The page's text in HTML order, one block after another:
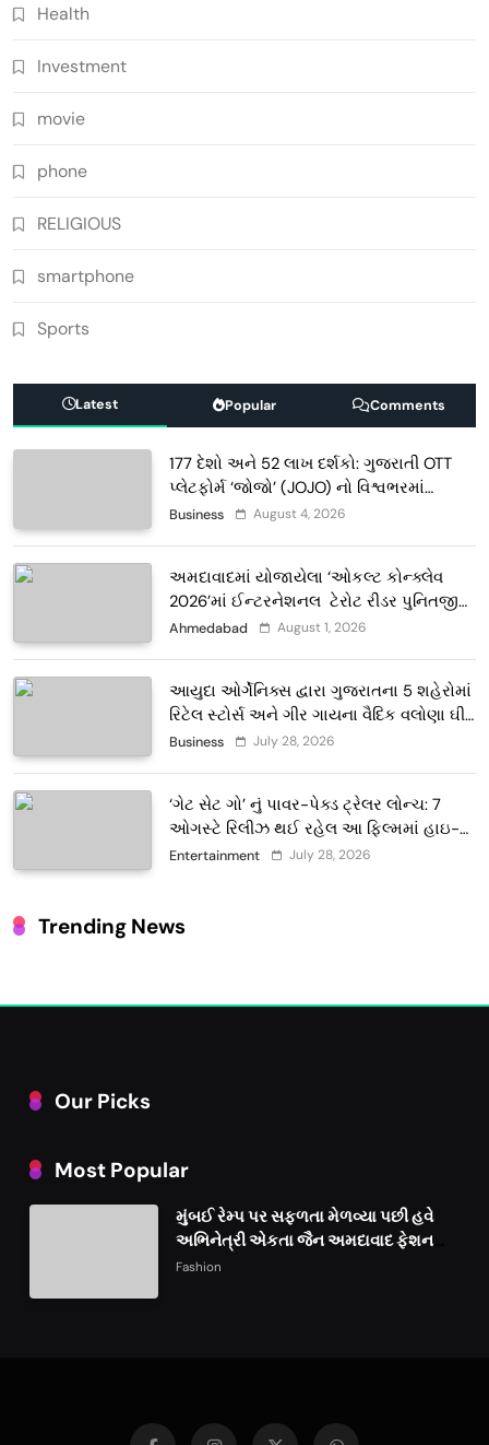
Health
Investment
movie
phone
RELIGIOUS
smartphone
Sports
Latest Popular Comments
177 દેશો અને 52 લાખ દર્શકો: ગુજરાતી OTT
પ્લેટફોર્મ ‘જોજો’ (JOJO) નો વિશ્વભરમાં
દબદબો
Business August 4, 2026
અમદાવાદમાં યોજાયેલા ‘ઓકલ્ટ કોન્ક્લેવ
2026’માં ઈન્ટરનેશનલ ટેરોટ રીડર પુનિતજી
લુલ્લા એ ટેરોટ કાર્ડ રીડિંગ અંગે માહિતી આપી
Ahmedabad August 1, 2026
આયુદા ઓર્ગેનિક્સ દ્વારા ગુજરાતના 5 શહેરોમાં
રિટેલ સ્ટોર્સ અને ગીર ગાયના વૈદિક વલોણા ઘી-
દૂધની શુદ્ધ સેવાઓ સાથે વ્યાપક વિસ્તરણ
Business July 28, 2026
‘ગેટ સેટ ગો’ નું પાવર-પેક્ડ ટ્રેલર લોન્ચ: 7
ઓગસ્ટે રિલીઝ થઈ રહેલ આ ફિલ્મમાં હાઇ-
ટેક VFX જોવા મળશે
Entertainment July 28, 2026
Trending News
Our Picks
Most Popular
મુંબઈ રેમ્પ પર સફળતા મેળવ્યા પછી હવે
અભિનેત્રી એકતા જૈન અમદાવાદ ફેશન
વીકમાં પોતાની પ્રતિભા પ્રદર્શિત કરશે
Fashion